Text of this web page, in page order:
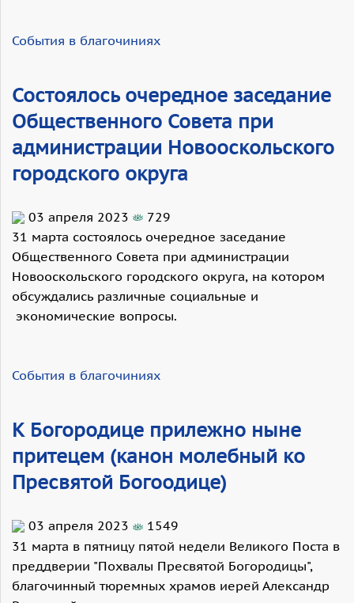
События в благочиниях
Состоялось очередное заседание
Общественного Совета при
администрации Новооскольского
городского округа
03 апреля 2023
729
31 марта состоялось очередное заседание
Общественного Совета при администрации
Новооскольского городского округа, на котором
обсуждались различные социальные и
экономические вопросы.
События в благочиниях
К Богородице прилежно ныне
притецем (канон молебный ко
Пресвятой Богоодице)
03 апреля 2023
1549
31 марта в пятницу пятой недели Великого Поста в
преддверии "Похвалы Пресвятой Богородицы",
благочинный тюремных храмов иерей Александр